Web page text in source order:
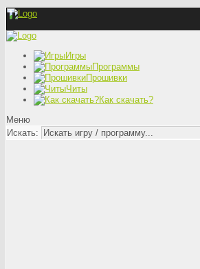
Игры
Программы
Прошивки
Читы
Как скачать?
Меню
Искать: